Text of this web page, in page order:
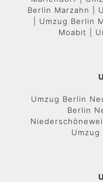
Berlin Marzahn |
| Umzug Berlin
Moabit |
Umzug Berlin
Berlin